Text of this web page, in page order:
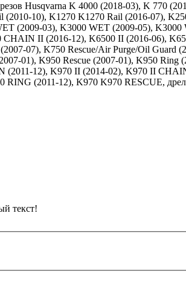
Husqvarna K 4000 (2018-03), K 770
10), K1270 K1270 Rail (2016-07),
(2009-03), K3000 WET (2009-05),
II (2016-12), K6500 II (2016-06),
07), K750 Rescue/Air Purge/Oil
01), K950 Rescue (2007-01), K950
(2011-12), K970 II (2014-02), K970 II
(2011-12), K970 K970 RESCUE,
текст!